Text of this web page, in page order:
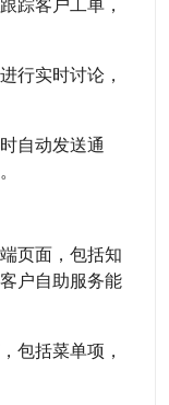
踪客户工单，
行实时讨论，
自动发送通
页面，包括知
户自助服务能
包括菜单项，